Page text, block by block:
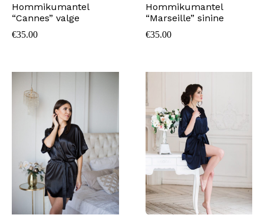
Hommikumantel
“Cannes” valge
€35.00
Hommikumantel
“Marseille” sinine
€35.00